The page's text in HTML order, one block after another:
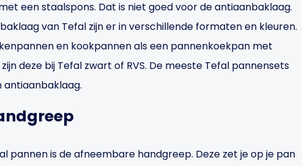
een staalspons. Dat is niet goed voor de antiaanbaklaag.
van Tefal zijn er in verschillende formaten en kleuren.
en kookpannen als een pannenkoekpan met
deze bij Tefal zwart of RVS. De meeste Tefal pannensets
pannen is de afneembare handgreep. Deze zet je op je pan